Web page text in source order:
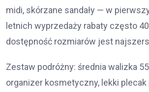
midi, skórzane sandały — w
letnich wyprzedaży rabaty często
dostępność rozmiarów jest
Zestaw podróżny: średnia walizka
organizer kosmetyczny, lekki